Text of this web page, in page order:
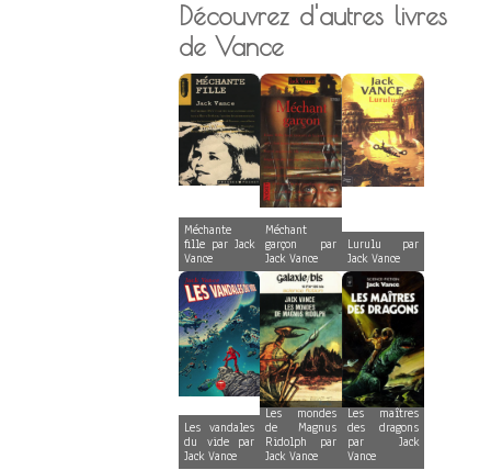
Découvrez d'autres livres
de Vance
Méchante
fille par Jack
Vance
Méchant
garçon par
Jack Vance
Lurulu par
Jack Vance
Les vandales
du vide par
Jack Vance
Les mondes
de Magnus
Ridolph par
Jack Vance
Les maîtres
des dragons
par Jack
Vance